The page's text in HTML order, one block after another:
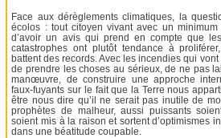
Face aux dérèglements climatiques, la
écolos : tout citoyen vivant avec un minimum
d’avoir un avis qui prend en compte que
catastrophes ont plutôt tendance à
battent des records. Avec les incendies qui
de prendre les choses au sérieux, de ne pas
manœuvre, de construire une approche
faux-fuyants sur le fait que la Terre nous
être nous dire qu’il ne serait pas inutile de
prophètes de malheur, aussi puissants
soient mis à la raison et sortent d’optimismes
dans une béatitude coupable.